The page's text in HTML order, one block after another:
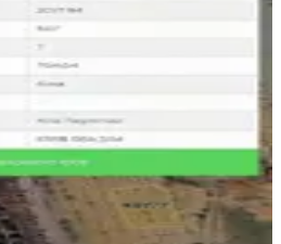
7.294/m²·27.04.2026